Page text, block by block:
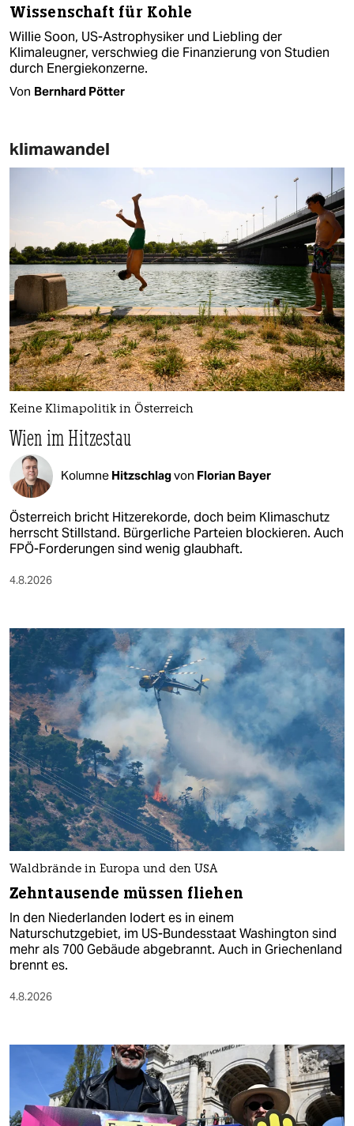
Wissenschaft für Kohle
Willie Soon, US-Astrophysiker und Liebling der
Klimaleugner, verschwieg die Finanzierung von Studien
durch Energiekonzerne.
Von Bernhard Pötter
klimawandel
Keine Klimapolitik in Österreich
Wien im Hitzestau
Kolumne Hitzschlagvon Florian Bayer
Österreich bricht Hitzerekorde, doch beim Klimaschutz
herrscht Stillstand. Bürgerliche Parteien blockieren. Auch
FPÖ-Forderungen sind wenig glaubhaft.
4.8.2026
Waldbrände in Europa und den USA
Zehntausende müssen fliehen
In den Niederlanden lodert es in einem
Naturschutzgebiet, im US-Bundesstaat Washington sind
mehr als 700 Gebäude abgebrannt. Auch in Griechenland
brennt es.
4.8.2026